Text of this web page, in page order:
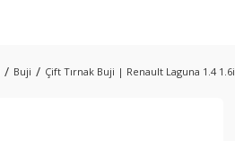
Buji Çift Tırnak Buji | Renault Laguna 1.4 1.6i